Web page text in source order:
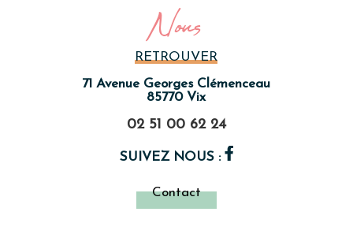
Nous
RETROUVER
71 Avenue Georges Clémenceau
85770 Vix
02 51 00 62 24
SUIVEZ NOUS :
Contact